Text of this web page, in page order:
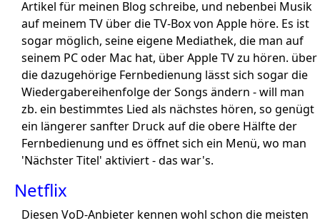
Artikel für meinen Blog schreibe, und nebenbei Musik
auf meinem TV über die TV-Box von Apple höre. Es ist
sogar möglich, seine eigene Mediathek, die man auf
seinem PC oder Mac hat, über Apple TV zu hören. über
die dazugehörige Fernbedienung lässt sich sogar die
Wiedergabereihenfolge der Songs ändern - will man
zb. ein bestimmtes Lied als nächstes hören, so genügt
ein längerer sanfter Druck auf die obere Hälfte der
Fernbedienung und es öffnet sich ein Menü, wo man
'Nächster Titel' aktiviert - das war's.
Netflix
Diesen VoD-Anbieter kennen wohl schon die meisten